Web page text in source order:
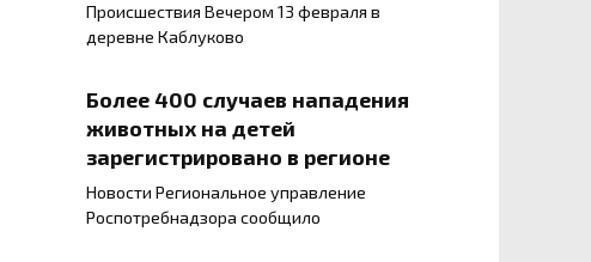
Происшествия Вечером 13 февраля в
деревне Каблуково
Более 400 случаев нападения
животных на детей
зарегистрировано в регионе
Новости Региональное управление
Роспотребнадзора сообщило